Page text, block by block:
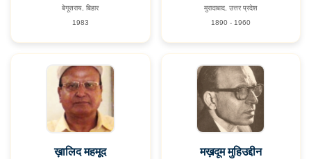
बेगूसराय, बिहार
1983
मुरादाबाद, उत्तर प्रदेश
1890 - 1960
ख़ालिद महमूद मख़दूम मुहिउद्दीन